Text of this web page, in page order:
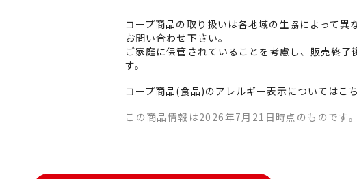
コープ商品の取り扱いは各地域の生協によって異
お問い合わせ下さい。
ご家庭に保管されていることを考慮し、販売終了
す。
コープ商品(食品)のアレルギー表示についてはこ
この商品情報は2026年7月21日時点のものです。